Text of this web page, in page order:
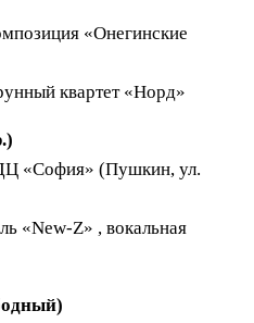
«Онегинские
квартет «Норд»
«София» (Пушкин, ул.
«New-Z» , вокальная